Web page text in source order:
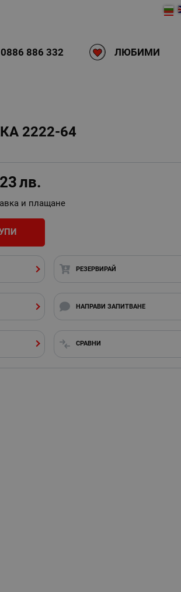
0886 886 332 ЛЮБИМИ
2222-64
лв.
и плащане
РЕЗЕРВИРАЙ
НАПРАВИ ЗАПИТВАНЕ
СРАВНИ